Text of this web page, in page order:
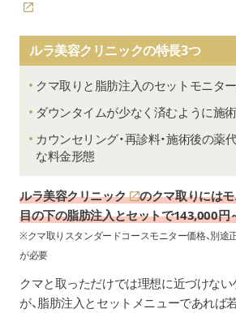
ルラ美容クリニックの特長3つ
クマ取りと脂肪注入のセットモニター
ダウンタイムが少なく済むように施
カウンセリング・再診料・施術後の薬
な料金形態
ルラ美容クリニック
のクマ取りには
目の下の脂肪注入とセットで143,000円
※クマ取りスタンダードコースモニター価格、別途正
が必要
クマと取っただけでは理想に近づけな
が、脂肪注入とセットメニューであれば